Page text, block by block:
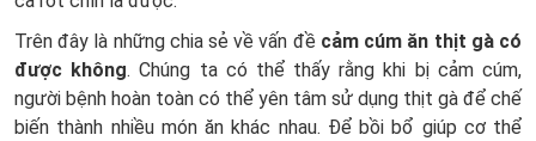
Trên đây là những chia sẻ về vấn đề cảm cúm ăn thịt gà có
được không. Chúng ta có thể thấy rằng khi bị cảm cúm,
người bệnh hoàn toàn có thể yên tâm sử dụng thịt gà để chế
biến thành nhiều món ăn khác nhau. Để bồi bổ giúp cơ thể